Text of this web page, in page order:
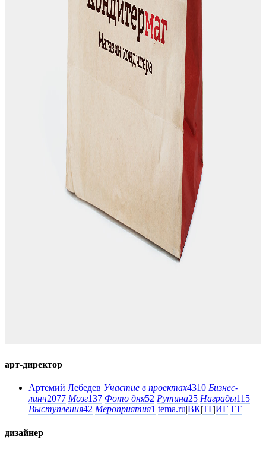
арт-директор
Артемий Лебедев Участие в проектах4310 Бизнес-
линч2077 Мозг137 Фото дня52 Рутина25 Награды115
Выступления42 Мероприятия1 tema.ru|ВК|ТГ|ИГ|ТТ
дизайнер